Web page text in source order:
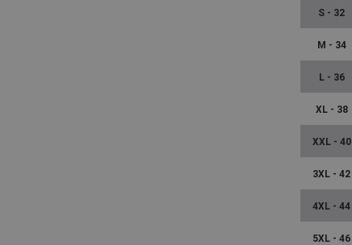
S - 32
M - 34
L - 36
XL - 38
XXL - 40
3XL - 42
4XL - 44
5XL - 46